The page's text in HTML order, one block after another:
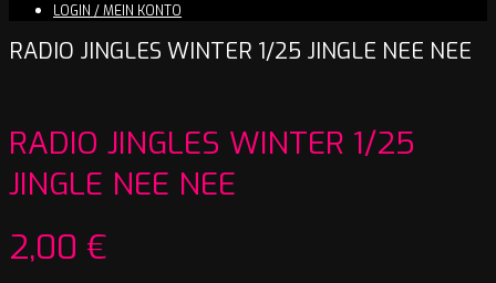
LOGIN / MEIN KONTO
RADIO JINGLES WINTER 1/25 JINGLE NEE NEE
RADIO JINGLES WINTER 1/25
JINGLE NEE NEE
2,00 €